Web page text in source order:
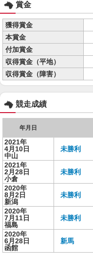
賞金
獲得賞金
本賞金
付加賞金
収得賞金（平地）
収得賞金（障害）
競走成績
年月日
2021年
4月10日
中山
未勝利
2021年
2月28日
小倉
未勝利
2020年
8月2日
新潟
未勝利
2020年
7月11日
福島
未勝利
2020年
6月28日
函館
新馬